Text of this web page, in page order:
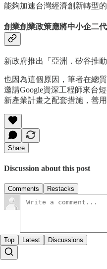
能夠加速台灣經濟創新轉型的
創業創業政策應將中小企二
新政府推出「亞洲．矽谷推
也因為這個原因，筆者在總
邀請Google資深工程師來台
新產業計畫之配套措施，善
Share
Discussion about this post
Comments Restacks
Top Latest Discussions